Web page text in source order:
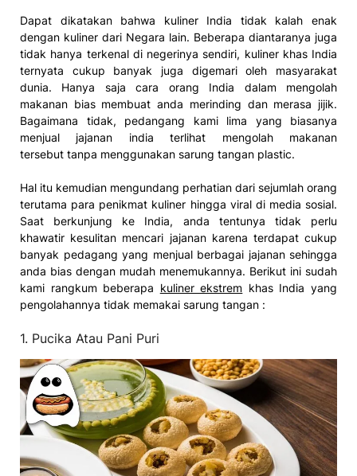
Dapat dikatakan bahwa kuliner India tidak kalah enak
dengan kuliner dari Negara lain. Beberapa diantaranya juga
tidak hanya terkenal di negerinya sendiri, kuliner khas India
ternyata cukup banyak juga digemari oleh masyarakat
dunia. Hanya saja cara orang India dalam mengolah
makanan bias membuat anda merinding dan merasa jijik.
Bagaimana tidak, pedangang kami lima yang biasanya
menjual jajanan india terlihat mengolah makanan
tersebut tanpa menggunakan sarung tangan plastic.
Hal itu kemudian mengundang perhatian dari sejumlah orang
terutama para penikmat kuliner hingga viral di media sosial.
Saat berkunjung ke India, anda tentunya tidak perlu
khawatir kesulitan mencari jajanan karena terdapat cukup
banyak pedagang yang menjual berbagai jajanan sehingga
anda bias dengan mudah menemukannya. Berikut ini sudah
kami rangkum beberapa kuliner ekstrem khas India yang
pengolahannya tidak memakai sarung tangan :
1. Pucika Atau Pani Puri